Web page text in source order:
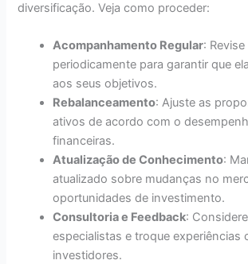
diversificação. Veja como proceder:
Acompanhamento Regular:
periodicamente para garantir que
aos seus objetivos.
Rebalanceamento: Ajuste as
ativos de acordo com o
financeiras.
Atualização de Conhecimento:
atualizado sobre mudanças no
oportunidades de investimento.
Consultoria e Feedback:
especialistas e troque experiências
investidores.